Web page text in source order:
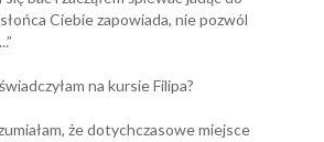
Ciebie zapowiada, nie pozwól
na kursie Filipa?
że dotychczasowe miejsce